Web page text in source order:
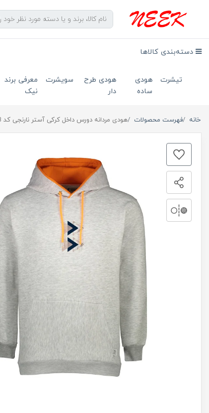
دسته‌بندی کالاها
تیشرت
هودی
ساده
هودی طرح
دار
سویشرت
معرفی برند
نیک
خانه فهرست محصولات هودی مردانه دورس داخل کرکی آستر نارنجی کد 13-459